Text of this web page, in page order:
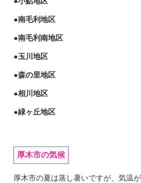
●南毛利地区
●南毛利南地区
●玉川地区
●森の里地区
●相川地区
●緑ヶ丘地区
厚木市の気候
厚木市の夏は蒸し暑いですが、気温